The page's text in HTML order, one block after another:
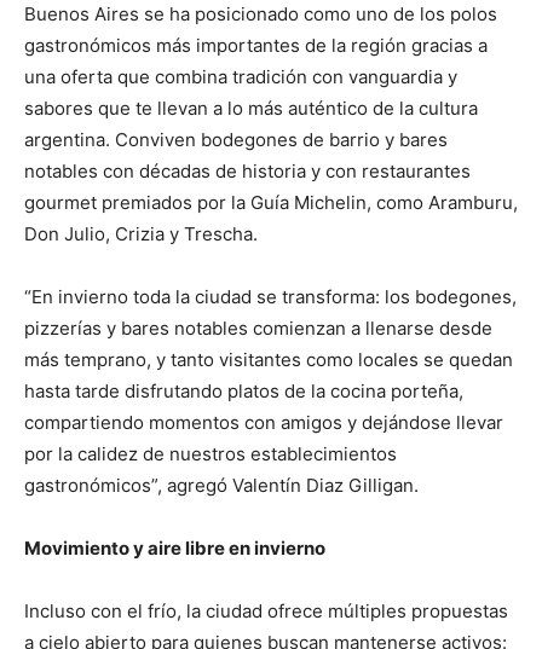
Buenos Aires se ha posicionado como uno de los polos
gastronómicos más importantes de la región gracias a
una oferta que combina tradición con vanguardia y
sabores que te llevan a lo más auténtico de la cultura
argentina. Conviven bodegones de barrio y bares
notables con décadas de historia y con restaurantes
gourmet premiados por la Guía Michelin, como Aramburu,
Don Julio, Crizia y Trescha.
“En invierno toda la ciudad se transforma: los bodegones,
pizzerías y bares notables comienzan a llenarse desde
más temprano, y tanto visitantes como locales se quedan
hasta tarde disfrutando platos de la cocina porteña,
compartiendo momentos con amigos y dejándose llevar
por la calidez de nuestros establecimientos
gastronómicos”, agregó Valentín Diaz Gilligan.
Movimiento y aire libre en invierno
Incluso con el frío, la ciudad ofrece múltiples propuestas
a cielo abierto para quienes buscan mantenerse activos: